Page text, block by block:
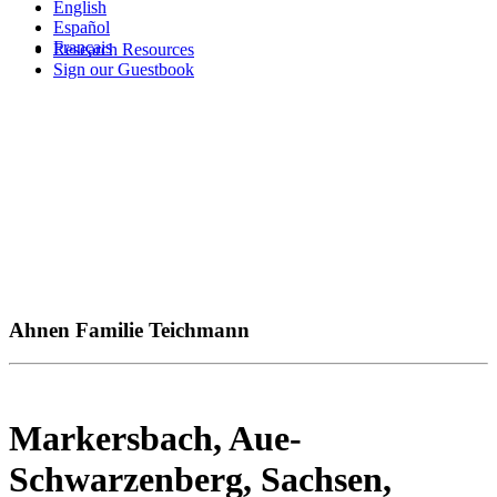
Research Resources
Sign our Guestbook
English
Español
Français
Ahnen Familie Teichmann
Markersbach, Aue-
Schwarzenberg, Sachsen,